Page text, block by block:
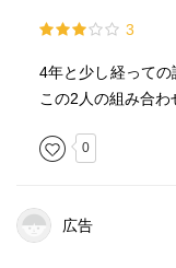
3
4年と少し経って
この2人の組み合わ
0
広告